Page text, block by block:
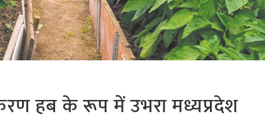
हब के रूप में उभरा मध्यप्रदेश